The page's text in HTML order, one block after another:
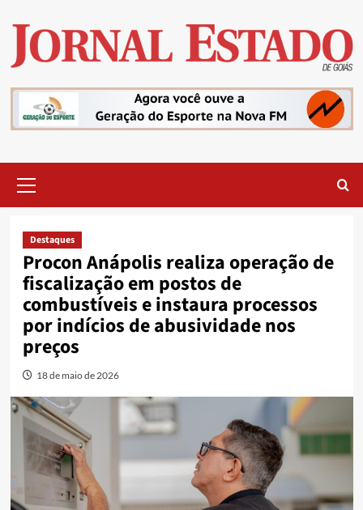
content
Menu
Destaques
Procon Anápolis realiza operação de
fiscalização em postos de
combustíveis e instaura processos
por indícios de abusividade nos
preços
18 de maio de 2026